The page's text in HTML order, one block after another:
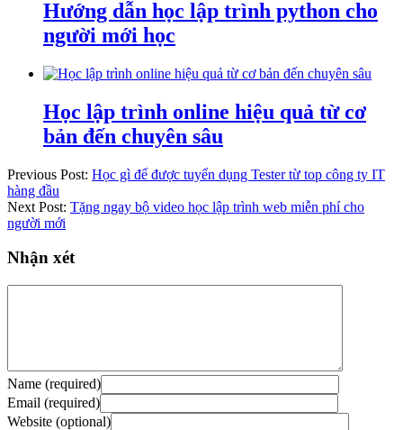
Hướng dẫn học lập trình python cho
người mới học
Học lập trình online hiệu quả từ cơ
bản đến chuyên sâu
Previous Post: Học gì để được tuyển dụng Tester từ top công ty IT
hàng đầu
Next Post: Tặng ngay bộ video học lập trình web miễn phí cho
người mới
Nhận xét
Name (required)
Email (required)
Website (optional)